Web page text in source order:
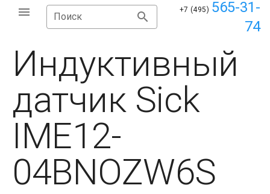
Поиск
+7 (495) 565-31-
74
Индуктивный
датчик Sick
IME12-
04BNOZW6S